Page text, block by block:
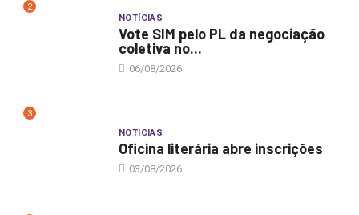
2
NOTÍCIAS
Vote SIM pelo PL da negociação
coletiva no...
06/08/2026
3
NOTÍCIAS
Oficina literária abre inscrições
03/08/2026